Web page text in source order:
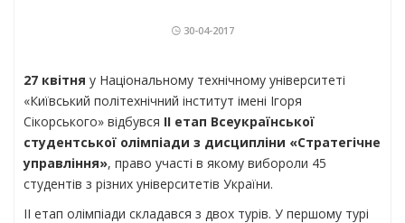
30-04-2017
27 квітня у Національному технічному університеті
«Київський політехнічний інститут імені Ігоря
Сікорського» відбувся ІІ етап Всеукраїнської
студентської олімпіади з дисципліни «Стратегічне
управління», право участі в якому вибороли 45
студентів з різних університетів України.
ІІ етап олімпіади складався з двох турів. У першому турі